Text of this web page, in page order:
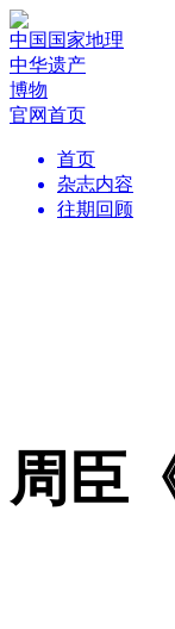
中国国家地理
中华遗产
博物
官网首页
首页
杂志内容
往期回顾
周臣